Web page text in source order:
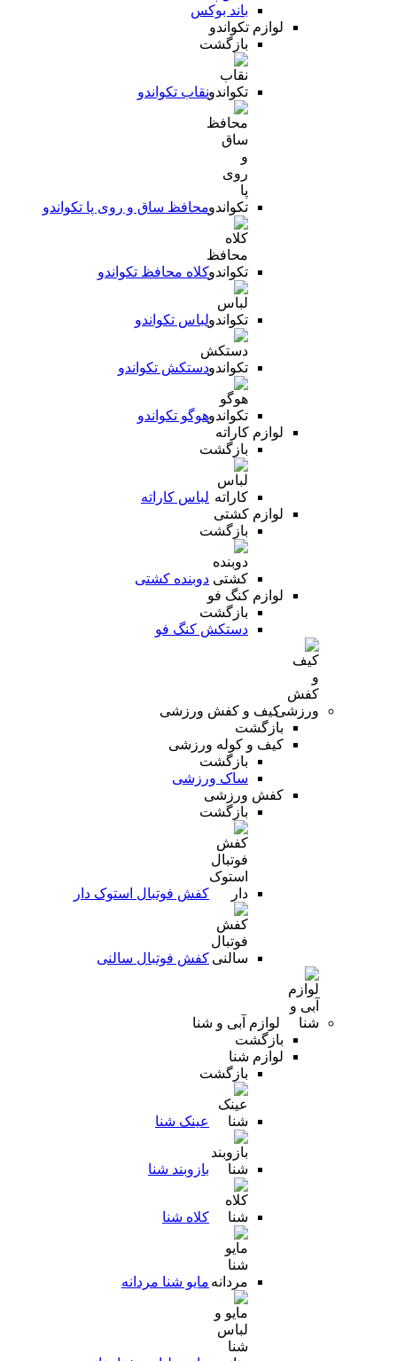
باند بوکس
لوازم تکواندو
بازگشت
نقاب تکواندو
محافظ ساق و روی پا تکواندو
کلاه محافظ تکواندو
لباس تکواندو
دستکش تکواندو
هوگو تکواندو
لوازم کاراته
بازگشت
لباس کاراته
لوازم کشتی
بازگشت
دوبنده کشتی
لوازم کنگ فو
بازگشت
دستکش کنگ فو
کیف و کفش ورزشی
بازگشت
کیف و کوله ورزشی
بازگشت
ساک ورزشی
کفش ورزشی
بازگشت
کفش فوتبال استوک دار
کفش فوتبال سالنی
لوازم آبی و شنا
بازگشت
لوازم شنا
بازگشت
عینک شنا
بازوبند شنا
کلاه شنا
مایو شنا مردانه